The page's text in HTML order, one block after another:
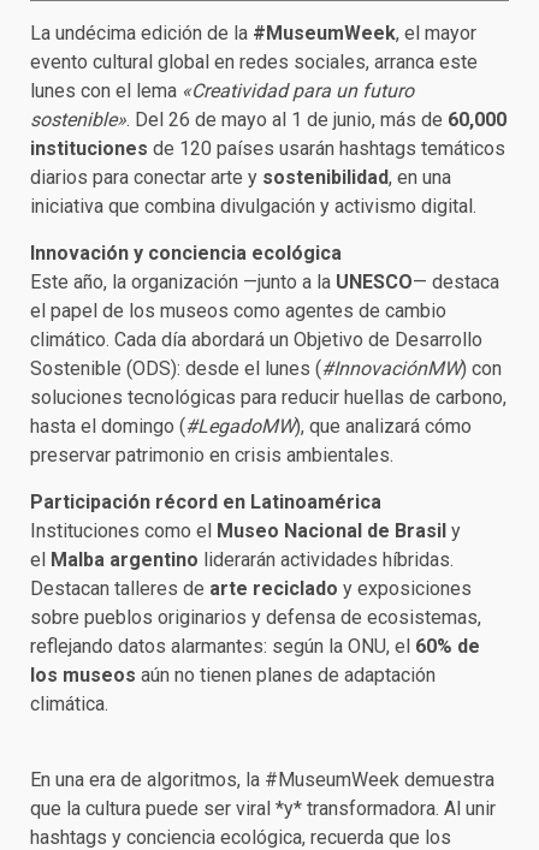
La undécima edición de la #MuseumWeek, el mayor
evento cultural global en redes sociales, arranca este
lunes con el lema «Creatividad para un futuro
sostenible». Del 26 de mayo al 1 de junio, más de 60,000
instituciones de 120 países usarán hashtags temáticos
diarios para conectar arte y sostenibilidad, en una
iniciativa que combina divulgación y activismo digital.
Innovación y conciencia ecológica
Este año, la organización —junto a la UNESCO— destaca
el papel de los museos como agentes de cambio
climático. Cada día abordará un Objetivo de Desarrollo
Sostenible (ODS): desde el lunes (#InnovaciónMW) con
soluciones tecnológicas para reducir huellas de carbono,
hasta el domingo (#LegadoMW), que analizará cómo
preservar patrimonio en crisis ambientales.
Participación récord en Latinoamérica
Instituciones como el Museo Nacional de Brasil y
el Malba argentino liderarán actividades híbridas.
Destacan talleres de arte reciclado y exposiciones
sobre pueblos originarios y defensa de ecosistemas,
reflejando datos alarmantes: según la ONU, el 60% de
los museos aún no tienen planes de adaptación
climática.
En una era de algoritmos, la #MuseumWeek demuestra
que la cultura puede ser viral *y* transformadora. Al unir
hashtags y conciencia ecológica, recuerda que los